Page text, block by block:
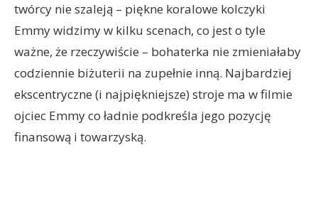
twórcy nie szaleją – piękne koralowe kolczyki
Emmy widzimy w kilku scenach, co jest o tyle
ważne, że rzeczywiście – bohaterka nie zmieniałaby
codziennie biżuterii na zupełnie inną. Najbardziej
ekscentryczne (i najpiękniejsze) stroje ma w filmie
ojciec Emmy co ładnie podkreśla jego pozycję
finansową i towarzyską.